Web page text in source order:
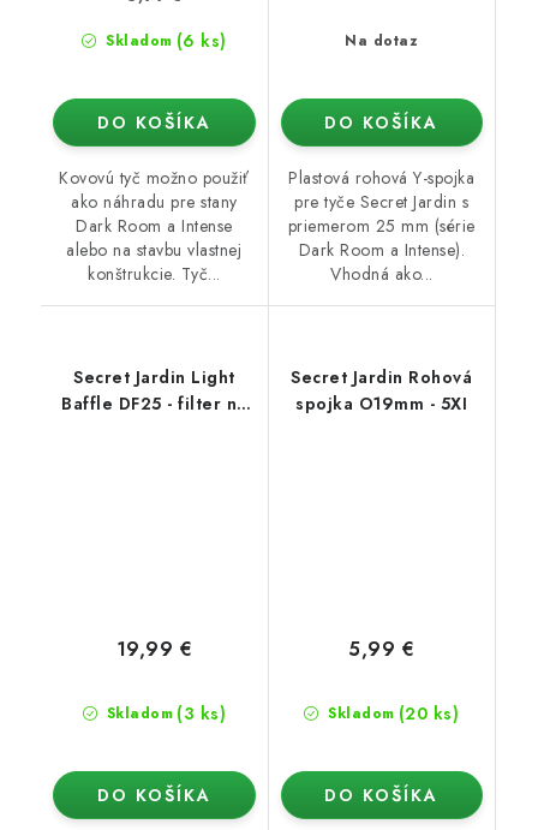
Skladom (6 ks)
DO KOŠÍKA
Kovovú tyč možno použiť
ako náhradu pre stany
Dark Room a Intense
alebo na stavbu vlastnej
konštrukcie. Tyč...
Na dotaz
DO KOŠÍKA
Plastová rohová Y-spojka
pre tyče Secret Jardin s
priemerom 25 mm (série
Dark Room a Intense).
Vhodná ako...
Secret Jardin Light
Baffle DF25 - filter na
Skladom (3 ks)
19,99 €
DO KOŠÍKA
Secret Jardin Rohová
spojka O19mm - 5XI
Skladom (20 ks)
5,99 €
DO KOŠÍKA